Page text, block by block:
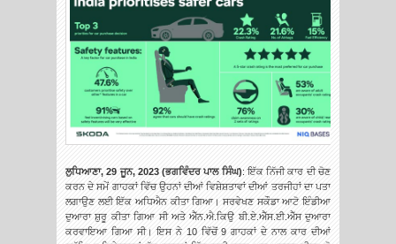
ਲੁਧਿਆਣਾ, 29 ਜੂਨ, 2023 (ਭਗਵਿੰਦਰ ਪਾਲ ਸਿੰਘ): ਇੱਕ ਨਿੱਜੀ ਕਾਰ ਦੀ ਚੋਣ
ਕਰਨ ਦੇ ਸਮੇਂ ਗਾਹਕਾਂ ਵਿੱਚ ਉਹਨਾਂ ਦੀਆਂ ਵਿਸ਼ੇਸ਼ਤਾਵਾਂ ਦੀਆਂ ਤਰਜੀਹਾਂ ਦਾ ਪਤਾ
ਲਗਾਉਣ ਲਈ ਇੱਕ ਅਧਿਐਨ ਕੀਤਾ ਗਿਆ। ਸਰਵੇਖਣ ਸਕੌਡਾ ਆਟੋ ਇੰਡੀਆ
ਦੁਆਰਾ ਸ਼ੁਰੂ ਕੀਤਾ ਗਿਆ ਸੀ ਅਤੇ ਐੱਨ.ਐ.ਕਿਉ ਬੀ.ਏ.ਐੱਸ.ਈ.ਐੱਸ ਦੁਆਰਾ
ਕਰਵਾਇਆ ਗਿਆ ਸੀ। ਇਸ ਨੇ 10 ਵਿੱਚੋਂ 9 ਗਾਹਕਾਂ ਦੇ ਨਾਲ ਕਾਰ ਦੀਆਂ